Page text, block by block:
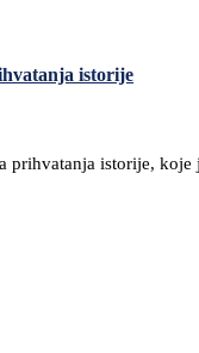
istorije
istorije,